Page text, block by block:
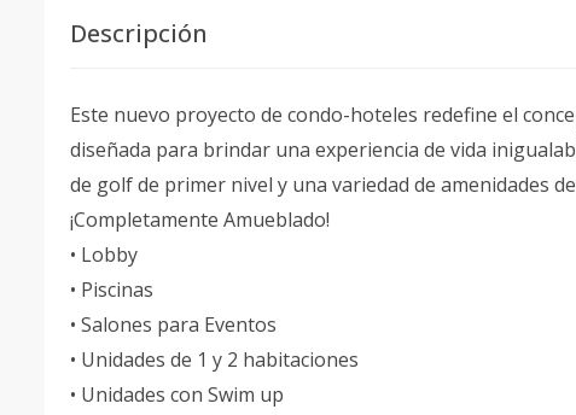
Descripción
Este nuevo proyecto de condo-hoteles redefine el
diseñada para brindar una experiencia de vida
de golf de primer nivel y una variedad de amenidades
¡Completamente Amueblado!
• Lobby
• Piscinas
• Salones para Eventos
• Unidades de 1 y 2 habitaciones
• Unidades con Swim up